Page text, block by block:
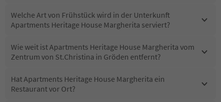
Welche Art von Frühstück wird in der Unterkunft
Apartments Heritage House Margherita serviert?
Wie weit ist Apartments Heritage House Margherita vom
Zentrum von St.Christina in Gröden entfernt?
Hat Apartments Heritage House Margherita ein
Restaurant vor Ort?